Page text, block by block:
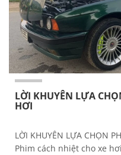
LỜI KHUYÊN LỰA
HƠI
LỜI KHUYÊN LỰA CHỌN
Phim cách nhiệt cho xe